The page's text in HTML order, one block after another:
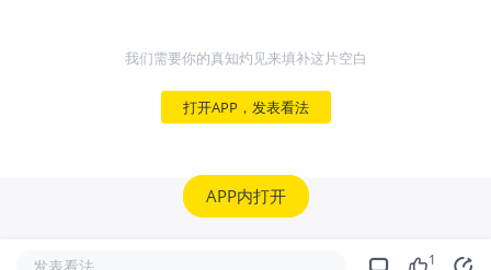
我们需要你的真知灼见来填补这片空白
打开APP，发表看法
APP内打开
1